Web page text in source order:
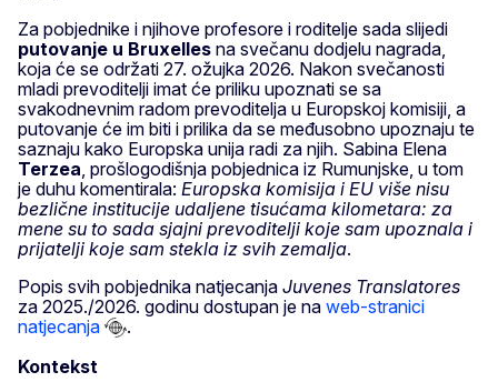
Za pobjednike i njihove profesore i roditelje sada slijedi
putovanje u Bruxelles na svečanu dodjelu nagrada,
koja će se održati 27. ožujka 2026. Nakon svečanosti
mladi prevoditelji imat će priliku upoznati se sa
svakodnevnim radom prevoditelja u Europskoj komisiji, a
putovanje će im biti i prilika da se međusobno upoznaju te
saznaju kako Europska unija radi za njih. Sabina Elena
Terzea , prošlogodišnja pobjednica iz Rumunjske, u tom
je duhu komentirala: Europska komisija i EU više nisu
bezlične institucije udaljene tisućama kilometara: za
mene su to sada sjajni prevoditelji koje sam upoznala i
prijatelji koje sam stekla iz svih zemalja.
Popis svih pobjednika natjecanja Juvenes Translatores
za 2025./2026. godinu dostupan je na web-stranici
natjecanja
.
Kontekst